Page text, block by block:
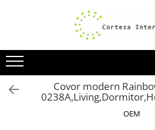
Covoare Moderne
Covoare Antiderapante si lavabile
Covoare Living
Traverse antiderapante
Traverse covoareCovor modern
OEM